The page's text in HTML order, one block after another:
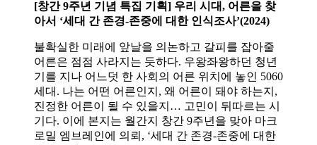
[창간 9주년 기념 특집 기획] 우리 시대, 어른을 찾
아서 ‘세대 간 존경-존중에 대한 인식조사’(2024)
불확실한 미래에 앞날을 의논하고 갈피를 잡아줄
어른은 점점 사라지는 듯하다. 우왕좌왕하던 청년
기를 지나 어느덧 한 사회의 어른 위치에 놓인 5060
세대. 나는 어떤 어른인지, 왜 어른이 돼야 하는지,
진정한 어른이 될 수 있을지… 고민이 뒤따르는 시
기다. 이에 본지는 월간지 창간 9주년을 맞아 마크
로밀 엠브레인에 의뢰, ‘세대 간 존경-존중에 대한